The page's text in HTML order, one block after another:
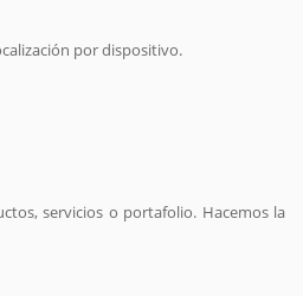
por dispositivo.
servicios o portafolio. Hacemos la